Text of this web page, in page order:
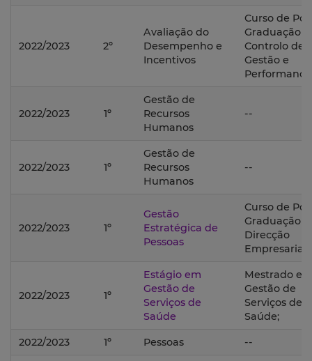
2022/2023 2º
Avaliação do
Desempenho e
Incentivos
Curso de Pós
Graduação
Controlo de
Gestão e
2022/2023 1º
Gestão de
Recursos
Humanos
--
2022/2023 1º
Gestão de
Recursos
Humanos
--
2022/2023 1º
Gestão
Estratégica de
Pessoas
Curso de Pós
Graduação
Direcção
Empresarial;
2022/2023 1º
Estágio em
Gestão de
Serviços de
Saúde
Mestrado em
Gestão de
Serviços de
Saúde;
2022/2023 1º Pessoas --